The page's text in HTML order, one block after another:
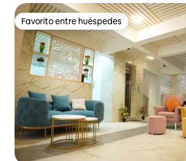
Favorito entre huéspedes
Favorito entre huéspedes